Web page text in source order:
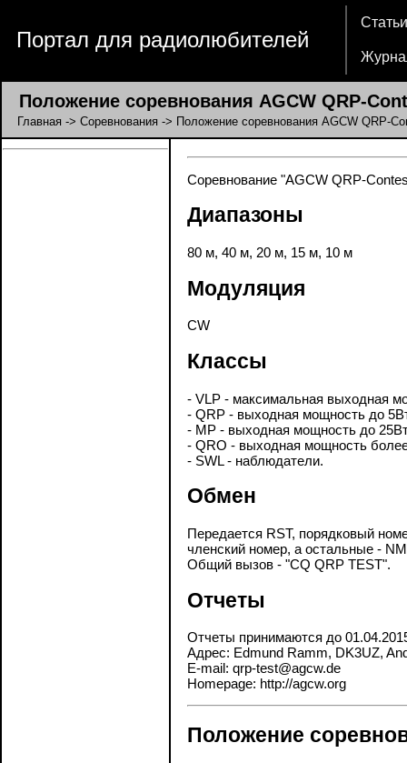
Портал для радиолюбителей
Статьи
Положение соревнования AGCW QRP-
Главная -> Соревнования -> Положение соревнования AGCW QRP-
Соревнование "AGCW QRP-
Диапазоны
80 м, 40 м, 20 м, 15 м, 10 м
Модуляция
CW
Классы
- VLP - максимальная выходная
- QRP - выходная мощность до
- MP - выходная мощность до
- QRO - выходная мощность
- SWL - наблюдатели.
Обмен
Передается RST, порядковый
членский номер, а остальные -
Общий вызов - "CQ QRP TEST".
Отчеты
Отчеты принимаются до
Адрес: Edmund Ramm, DK3UZ,
E-mail: qrp-test@agcw.de
Homepage: http://agcw.org
Положение